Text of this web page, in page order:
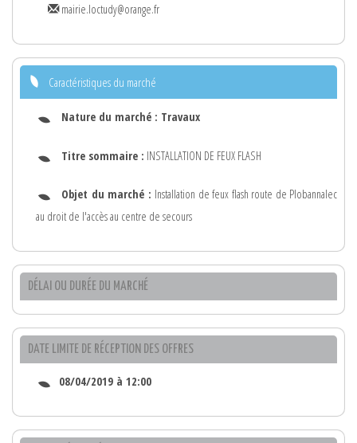
mairie.loctudy@orange.fr
Caractéristiques du marché
Nature du marché : Travaux
Titre sommaire : INSTALLATION DE FEUX FLASH
Objet du marché : Installation de feux flash route de Plobannalec
au droit de l'accès au centre de secours
DÉLAI OU DURÉE DU MARCHÉ
DATE LIMITE DE RÉCEPTION DES OFFRES
08/04/2019 à 12:00